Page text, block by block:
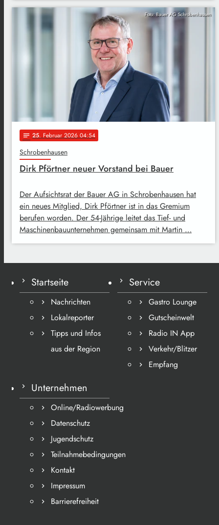
Foto: Bauer AG Schrobenhausen
notes 25. Februar 2026 04:54
Schrobenhausen
Dirk Pförtner neuer Vorstand bei Bauer
Der Aufsichtsrat der Bauer AG in Schrobenhausen hat
ein neues Mitglied, Dirk Pförtner ist in das Gremium
berufen worden. Der 54-Jährige leitet das Tief- und
Maschinenbauunternehmen gemeinsam mit Martin …
Startseite
Nachrichten
Lokalreporter
Tipps und Infos
aus der Region
Service
Gastro Lounge
Gutscheinwelt
Radio IN App
Verkehr/Blitzer
Empfang
Unternehmen
Online/Radiowerbung
Datenschutz
Jugendschutz
Teilnahmebedingungen
Kontakt
Impressum
Barrierefreiheit